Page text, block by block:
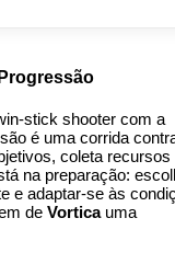
stick shooter com a
é uma corrida
coleta recursos
na preparação:
e adaptar-se às
de Vorticauma